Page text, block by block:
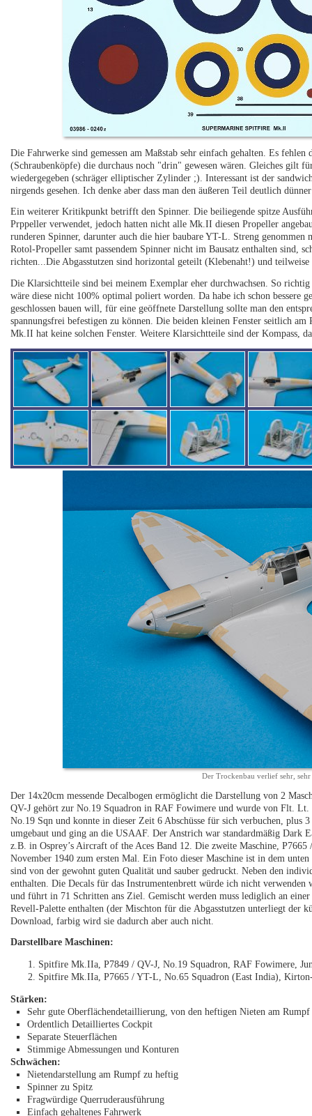
Die Fahrwerke sind gemessen am Maßstab sehr einfach gehalten. Es
(Schraubenköpfe) die durchaus noch "drin" gewesen wären. Gleiches gilt
wiedergegeben (schräger elliptischer Zylinder ;). Interessant ist der
nirgends gesehen. Ich denke aber dass man den äußeren Teil deutlich
Ein weiterer Kritikpunkt betrifft den Spinner. Die beiliegende spitze
Prppeller verwendet, jedoch hatten nicht alle Mk.II diesen Propeller
runderen Spinner, darunter auch die hier baubare YT-L. Streng genommen
Rotol-Propeller samt passendem Spinner nicht im Bausatz enthalten sind,
richten...Die Abgasstutzen sind horizontal geteilt (Klebenaht!) und
Die Klarsichtteile sind bei meinem Exemplar eher durchwachsen. So
wäre diese nicht 100% optimal poliert worden. Da habe ich schon bessere
geschlossen bauen will, für eine geöffnete Darstellung sollte man den
spannungsfrei befestigen zu können. Die beiden kleinen Fenster seitlich
Mk.II hat keine solchen Fenster. Weitere Klarsichtteile sind der Kompass,
Der Trockenbau verlief sehr,
Der 14x20cm messende Decalbogen ermöglicht die Darstellung von 2
QV-J gehört zur No.19 Squadron in RAF Fowimere und wurde von Flt.
No.19 Sqn und konnte in dieser Zeit 6 Abschüsse für sich verbuchen, plus
umgebaut und ging an die USAAF. Der Anstrich war standardmäßig Dark
z.B. in Osprey’s Aircraft of the Aces Band 12. Die zweite Maschine,
November 1940 zum ersten Mal. Ein Foto dieser Maschine ist in dem
sind von der gewohnt guten Qualität und sauber gedruckt. Neben den
enthalten. Die Decals für das Instrumentenbrett würde ich nicht
und führt in 71 Schritten ans Ziel. Gemischt werden muss lediglich an
Revell-Palette enthalten (der Mischton für die Abgasstutzen unterliegt der
Download, farbig wird sie dadurch aber auch nicht.
Darstellbare Maschinen:
Spitfire Mk.IIa, P7849 / QV-J, No.19 Squadron, RAF Fowimere,
Spitfire Mk.IIa, P7665 / YT-L, No.65 Squadron (East India),
Stärken:
Sehr gute Oberflächendetaillierung, von den heftigen Nieten am Rumpf
Ordentlich Detailliertes Cockpit
Separate Steuerflächen
Stimmige Abmessungen und Konturen
Schwächen:
Nietendarstellung am Rumpf zu heftig
Spinner zu Spitz
Fragwürdige Querruderausführung
Einfach gehaltenes Fahrwerk